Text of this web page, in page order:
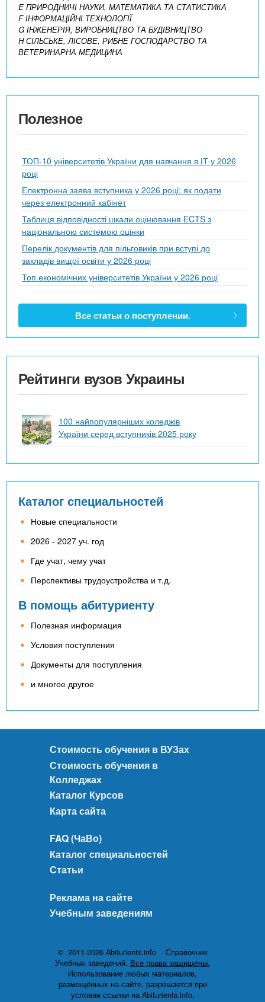
E ПРИРОДНИЧІ НАУКИ, МАТЕМАТИКА ТА СТАТИСТИКА
F ІНФОРМАЦІЙНІ ТЕХНОЛОГІЇ
G ІНЖЕНЕРІЯ, ВИРОБНИЦТВО ТА БУДІВНИЦТВО
H СІЛЬСЬКЕ, ЛІСОВЕ, РИБНЕ ГОСПОДАРСТВО ТА
ВЕТЕРИНАРНА МЕДИЦИНА
Полезное
ТОП-10 університетів України для навчання в ІТ у 2026
році
Електронна заява вступника у 2026 році: як подати
через електронний кабінет
Таблиця відповідності шкали оцінювання ECTS з
національною системою оцінки
Перелік документів для пільговиків при вступі до
закладів вищої освіти у 2026 році
Топ економічних університетів України у 2026 році
Все статьи о поступлении.
Рейтинги вузов Украины
100 найпопулярніших коледжів
України серед вступників 2025 року
Каталог специальностей
Новые специальности
2026 - 2027 уч. год
Где учат, чему учат
Перспективы трудоустройства и т.д.
В помощь абитуриенту
Полезная информация
Условия поступления
Документы для поступления
и многое другое
Стоимость обучения в ВУЗах
Стоимость обучения в
Колледжах
Каталог Курсов
Карта сайта
FAQ (ЧаВо)
Каталог специальностей
Статьи
Реклама на сайте
Учебным заведениям
© 2011-2026 Abiturients.info - Справочник
Учебных заведений. Все права защищены.
Использование любых материалов,
размещённых на сайте, разрешается при
условии ссылки на Abiturients.info.